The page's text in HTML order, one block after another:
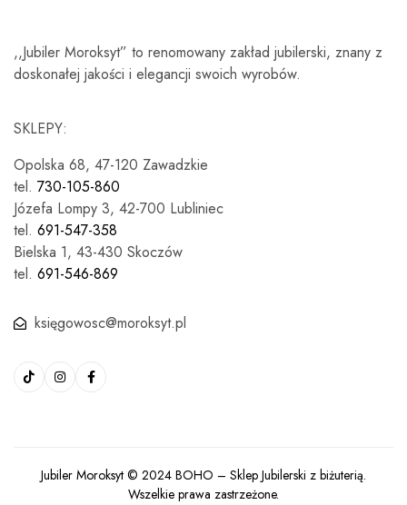
,,Jubiler Moroksyt” to renomowany zakład jubilerski, znany z
doskonałej jakości i elegancji swoich wyrobów.
SKLEPY:
Opolska 68, 47-120 Zawadzkie
tel. 730-105-860
Józefa Lompy 3, 42-700 Lubliniec
tel. 691-547-358
Bielska 1, 43-430 Skoczów
tel. 691-546-869
księgowosc@moroksyt.pl
Jubiler Moroksyt © 2024 BOHO – Sklep Jubilerski z biżuterią.
Wszelkie prawa zastrzeżone.